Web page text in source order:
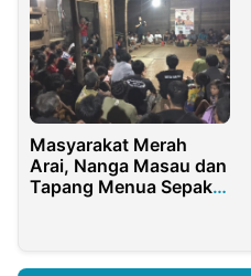
Masyarakat Merah
Arai, Nanga Masau dan
Tapang Menua Sepakat